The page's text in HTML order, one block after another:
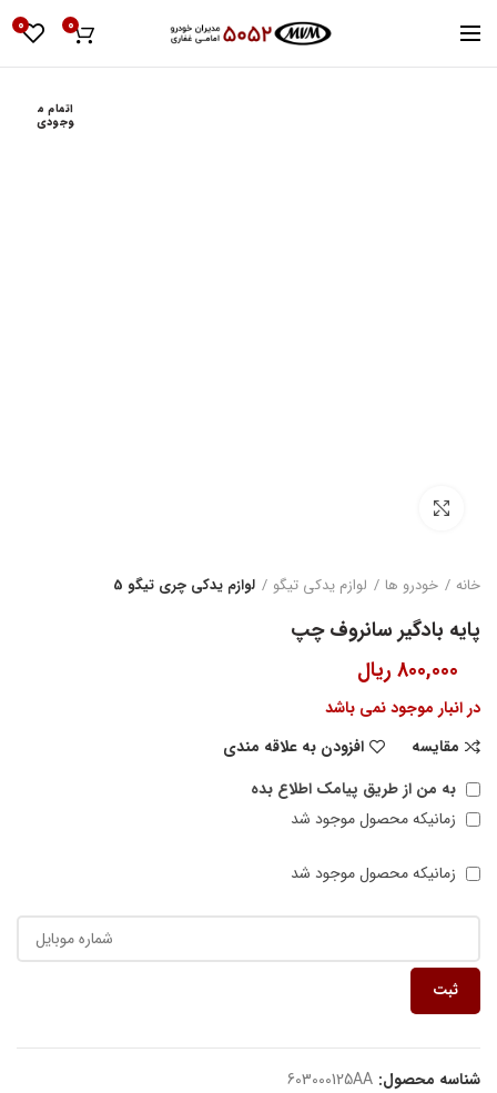
0
0
اتمام م
وجودی
خانه خودرو ها لوازم یدکی تیگو لوازم یدکی چری تیگو 5
پایه بادگیر سانروف چپ
800,000 ریال
در انبار موجود نمی باشد
مقایسه
افزودن به علاقه مندی
به من از طریق پیامک اطلاع بده
زمانیکه محصول موجود شد
زمانیکه محصول موجود شد
ثبت
شناسه محصول: 603000125AA